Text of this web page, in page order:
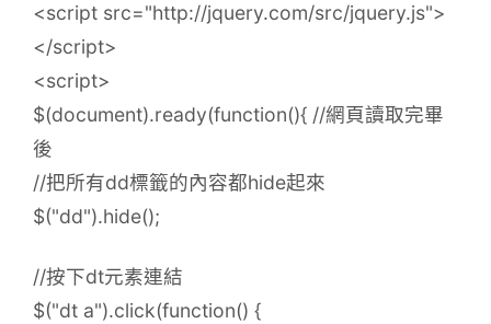
<script src="http://jquery.com/src/jquery.js">
</script>
<script>
$(document).ready(function(){ //網頁讀取完畢
後
//把所有dd標籤的內容都hide起來
$("dd").hide();
//按下dt元素連結
$("dt a").click(function() {